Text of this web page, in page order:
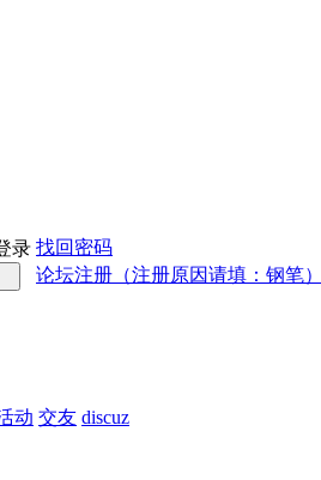
录 找回密码
论坛注册（注册原因请填：钢笔）
动 交友 discuz